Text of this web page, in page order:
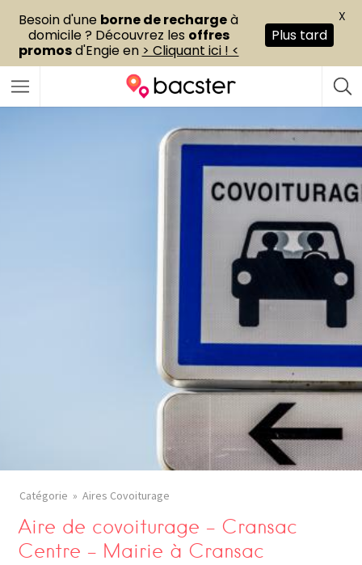
Catégorie Aires Covoiturage
Aire de covoiturage – Cransac
Centre – Mairie à Cransac
Besoin d'une borne de rechargeà
domicile ? Découvrez les offres
promosd'Engie en > Cliquant ici ! <
Plus tard
X